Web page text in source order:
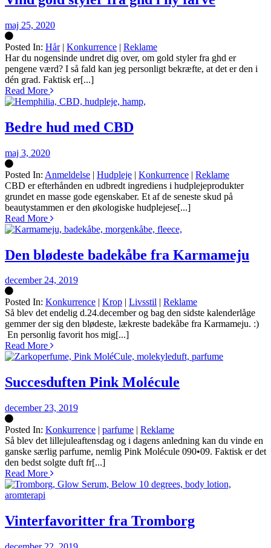
maj 25, 2020
Posted In: Hår| Konkurrence | Reklame
Silke
Har du nogensinde undret dig over, om gold styler fra ghd er
pengene værd? I så fald kan jeg personligt bekræfte, at det er den i
dén grad. Faktisk er[...]
Read More
Bedre hud med CBD
maj 3, 2020
Posted In: Anmeldelse | Hudpleje | Konkurrence | Reklame
Silke
CBD er efterhånden en udbredt ingrediens i hudplejeprodukter
grundet en masse gode egenskaber. Et af de seneste skud på
beautystammen er den økologiske hudplejese[...]
Read More
Den blødeste badekåbe fra Karmameju
december 24, 2019
Posted In: Konkurrence | Krop | Livsstil | Reklame
Silke
Så blev det endelig d.24.december og bag den sidste kalenderlåge
gemmer der sig den blødeste, lækreste badekåbe fra Karmameju. :)
En personlig favorit hos mig[...]
Read More
Succesduften Pink Molécule
december 23, 2019
Posted In: Konkurrence | parfume | Reklame
Silke
Så blev det lillejuleaftensdag og i dagens anledning kan du vinde en
ganske særlig parfume, nemlig Pink Molécule 090•09. Faktisk er det
den bedst solgte duft fr[...]
Read More
Vinterfavoritter fra Tromborg